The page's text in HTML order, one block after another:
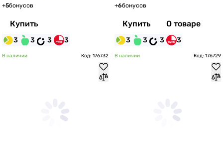
+5бонусов
Купить
3 3 3 3
+6бонусов
Купить О товаре
3 3 3 3
В наличии Код: 176732 В наличии Код: 176729